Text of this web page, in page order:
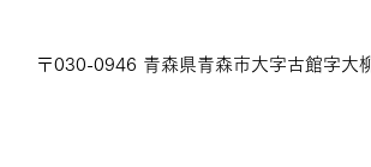
〒030-0946 青森県青森市大字古館字大